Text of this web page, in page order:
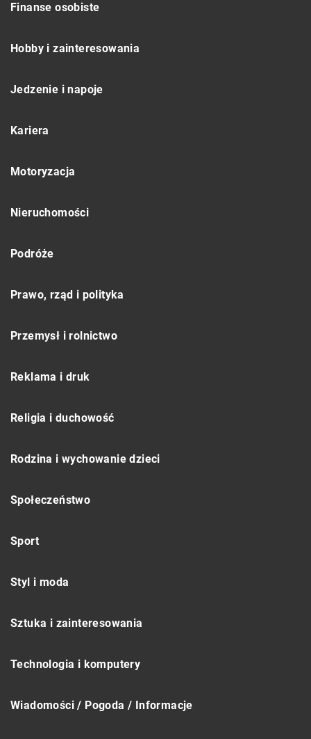
Finanse osobiste
Hobby i zainteresowania
Jedzenie i napoje
Kariera
Motoryzacja
Nieruchomości
Podróże
Prawo, rząd i polityka
Przemysł i rolnictwo
Reklama i druk
Religia i duchowość
Rodzina i wychowanie dzieci
Społeczeństwo
Sport
Styl i moda
Sztuka i zainteresowania
Technologia i komputery
Wiadomości / Pogoda / Informacje